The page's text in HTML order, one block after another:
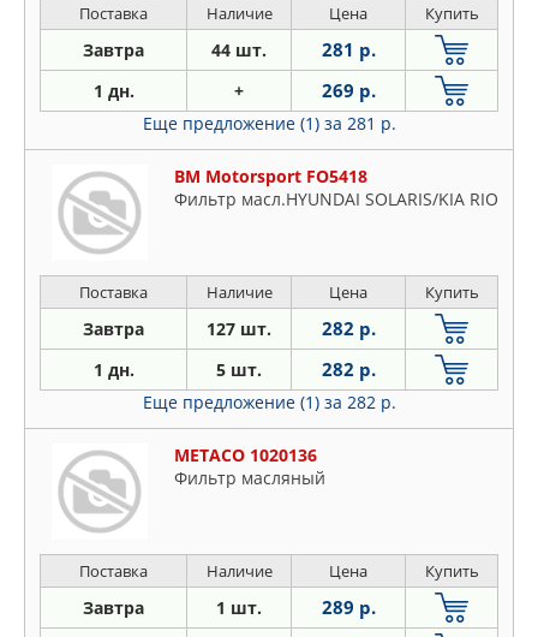
Поставка Наличие Цена Купить
Завтра 44 шт. 281 р.
1 дн. + 269 р.
Еще предложение (1) за 281 р.
BM Motorsport FO5418
Фильтр масл.HYUNDAI SOLARIS/KIA RIO
Поставка Наличие Цена Купить
Завтра 127 шт. 282 р.
1 дн. 5 шт. 282 р.
Еще предложение (1) за 282 р.
METACO 1020136
Фильтр масляный
Поставка Наличие Цена Купить
Завтра 1 шт. 289 р.